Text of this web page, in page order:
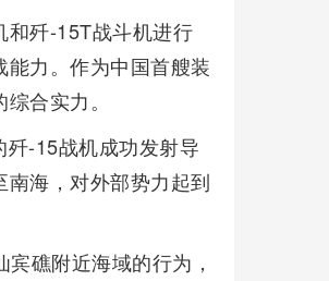
和歼-15T战斗机进行
力。作为中国首艘装
合实力。
-15战机成功发射导
海，对外部势力起到
礁附近海域的行为，